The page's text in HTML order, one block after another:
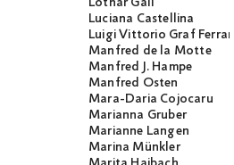
Luciana Castellina
Luigi Vittorio Graf Ferraris
Manfred de la Motte
Manfred J. Hampe
Manfred Osten
Mara-Daria Cojocaru
Marianna Gruber
Marianne Langen
Marina Münkler